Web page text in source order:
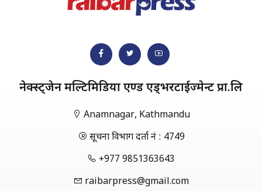
नेक्स्ट्जेन मल्टिमिडिया एण्ड एड्भरटाईज्मेन्ट प्रा.लि
Anamnagar, Kathmandu
सूचना विभाग दर्ता नं : 4749
+977 9851363643
raibarpress@gmail.com